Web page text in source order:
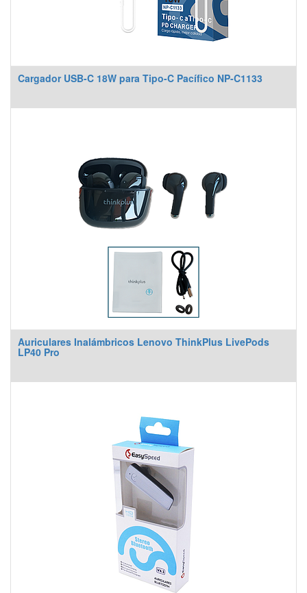
Cargador USB-C 18W para Tipo-C Pacífico NP-C1133
Auriculares Inalámbricos Lenovo ThinkPlus LivePods
LP40 Pro